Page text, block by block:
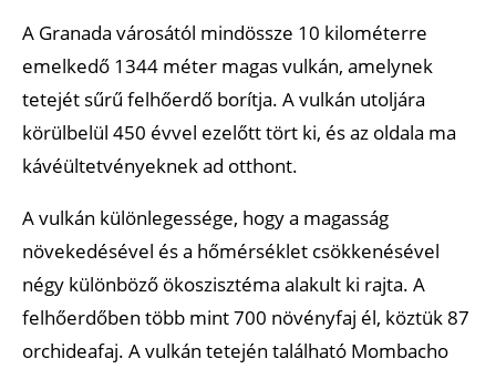
A Granada városától mindössze 10 kilométerre
emelkedő 1344 méter magas vulkán, amelynek
tetejét sűrű felhőerdő borítja. A vulkán utoljára
körülbelül 450 évvel ezelőtt tört ki, és az oldala ma
kávéültetvényeknek ad otthont.
A vulkán különlegessége, hogy a magasság
növekedésével és a hőmérséklet csökkenésével
négy különböző ökoszisztéma alakult ki rajta. A
felhőerdőben több mint 700 növényfaj él, köztük 87
orchideafaj. A vulkán tetején található Mombacho